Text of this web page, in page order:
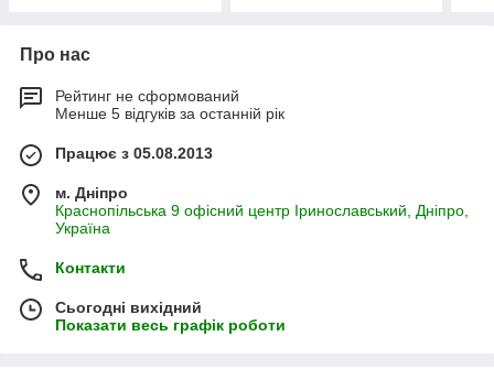
Про нас
Рейтинг не сформований
Менше 5 відгуків за останній рік
Працює з 05.08.2013
м. Дніпро
Краснопільська 9 офісний центр Іринославський, Дніпро,
Україна
Контакти
Сьогодні вихідний
Показати весь графік роботи